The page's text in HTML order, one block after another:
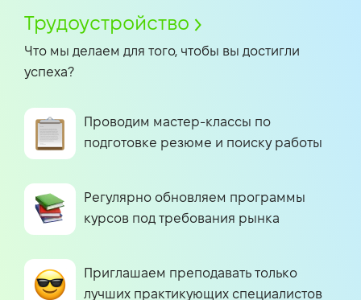
Трудоустройство
Что мы делаем для того, чтобы вы достигли
успеха?
Проводим мастер-классы по
подготовке резюме и поиску работы
Регулярно обновляем программы
курсов под требования рынка
Приглашаем преподавать только
лучших практикующих специалистов